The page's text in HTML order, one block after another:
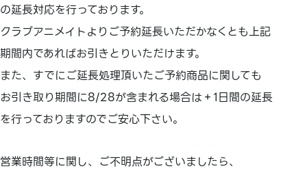
の延長対応を行っております。
クラブアニメイトよりご予約延長いただかなくとも上記
期間内であればお引きとりいただけます。
また、すでにご延長処理頂いたご予約商品に関しても
お引き取り期間に8/28が含まれる場合は＋1日間の延長
を行っておりますのでご安心下さい。
営業時間等に関し、ご不明点がございましたら、